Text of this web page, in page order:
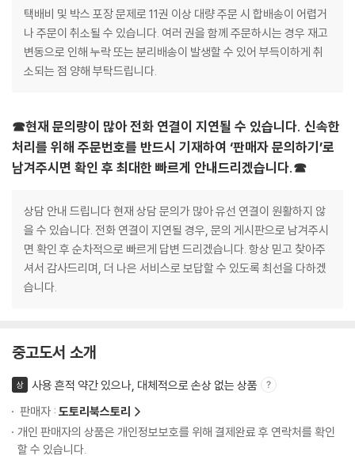
택배비 및 박스 포장 문제로 11권 이상 대량 주문 시 합배송이 어렵거
나 주문이 취소될 수 있습니다. 여러 권을 함께 주문하시는 경우 재고
변동으로 인해 누락 또는 분리배송이 발생할 수 있어 부득이하게 취
소되는 점 양해 부탁드립니다.
☎현재 문의량이 많아 전화 연결이 지연될 수 있습니다. 신속한
처리를 위해 주문번호를 반드시 기재하여 ‘판매자 문의하기’로
남겨주시면 확인 후 최대한 빠르게 안내드리겠습니다.☎
상담 안내 드립니다 현재 상담 문의가 많아 유선 연결이 원활하지 않
을 수 있습니다. 전화 연결이 지연될 경우, 문의 게시판으로 남겨주시
면 확인 후 순차적으로 빠르게 답변 드리겠습니다. 항상 믿고 찾아주
셔서 감사드리며, 더 나은 서비스로 보답할 수 있도록 최선을 다하겠
습니다.
중고도서 소개
상
사용 흔적 약간 있으나, 대체적으로 손상 없는 상품
판매자 : 도토리북스토리
개인 판매자의 상품은 개인정보보호를 위해 결제완료 후 연락처를 확인
할 수 있습니다.